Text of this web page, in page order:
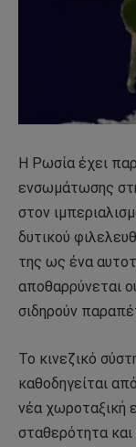
Η Ρωσία έχει
ενσωμάτωσης
στον
δυτικού
της ως ένα
αποθαρρύνεται
σιδηρούν
Το κινεζικό
καθοδηγείται
νέα χωροταξική
σταθερότητα